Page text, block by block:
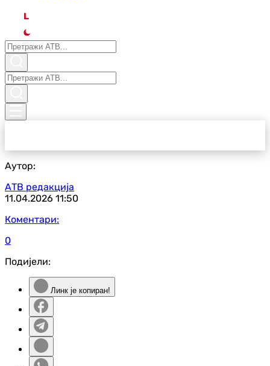
L
Аутор:
АТВ редакција
11.04.2026 11:50
Коментари:
0
Подијели:
Линк је копиран!